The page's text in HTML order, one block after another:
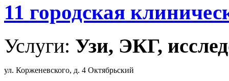
11 городская
Услуги: Узи, ЭКГ,
ул. Корженевского, д. 4 Октябрьский